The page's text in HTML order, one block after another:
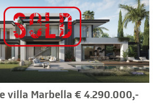
villa Marbella € 4.290.000,-